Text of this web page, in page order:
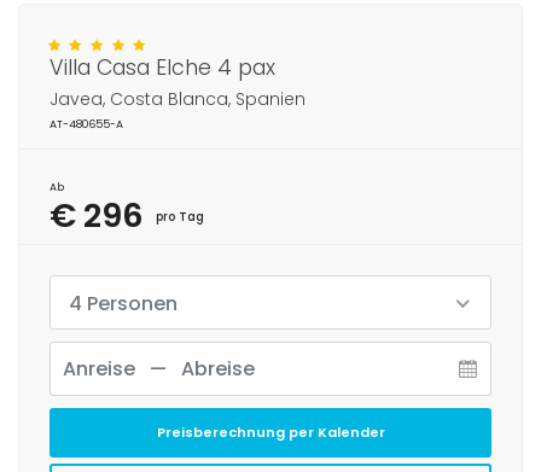
Villa Casa Elche 4 pax
Javea, Costa Blanca, Spanien
AT-480655-A
Ab
€ 296 pro Tag
4 Personen
Preisberechnung per Kalender